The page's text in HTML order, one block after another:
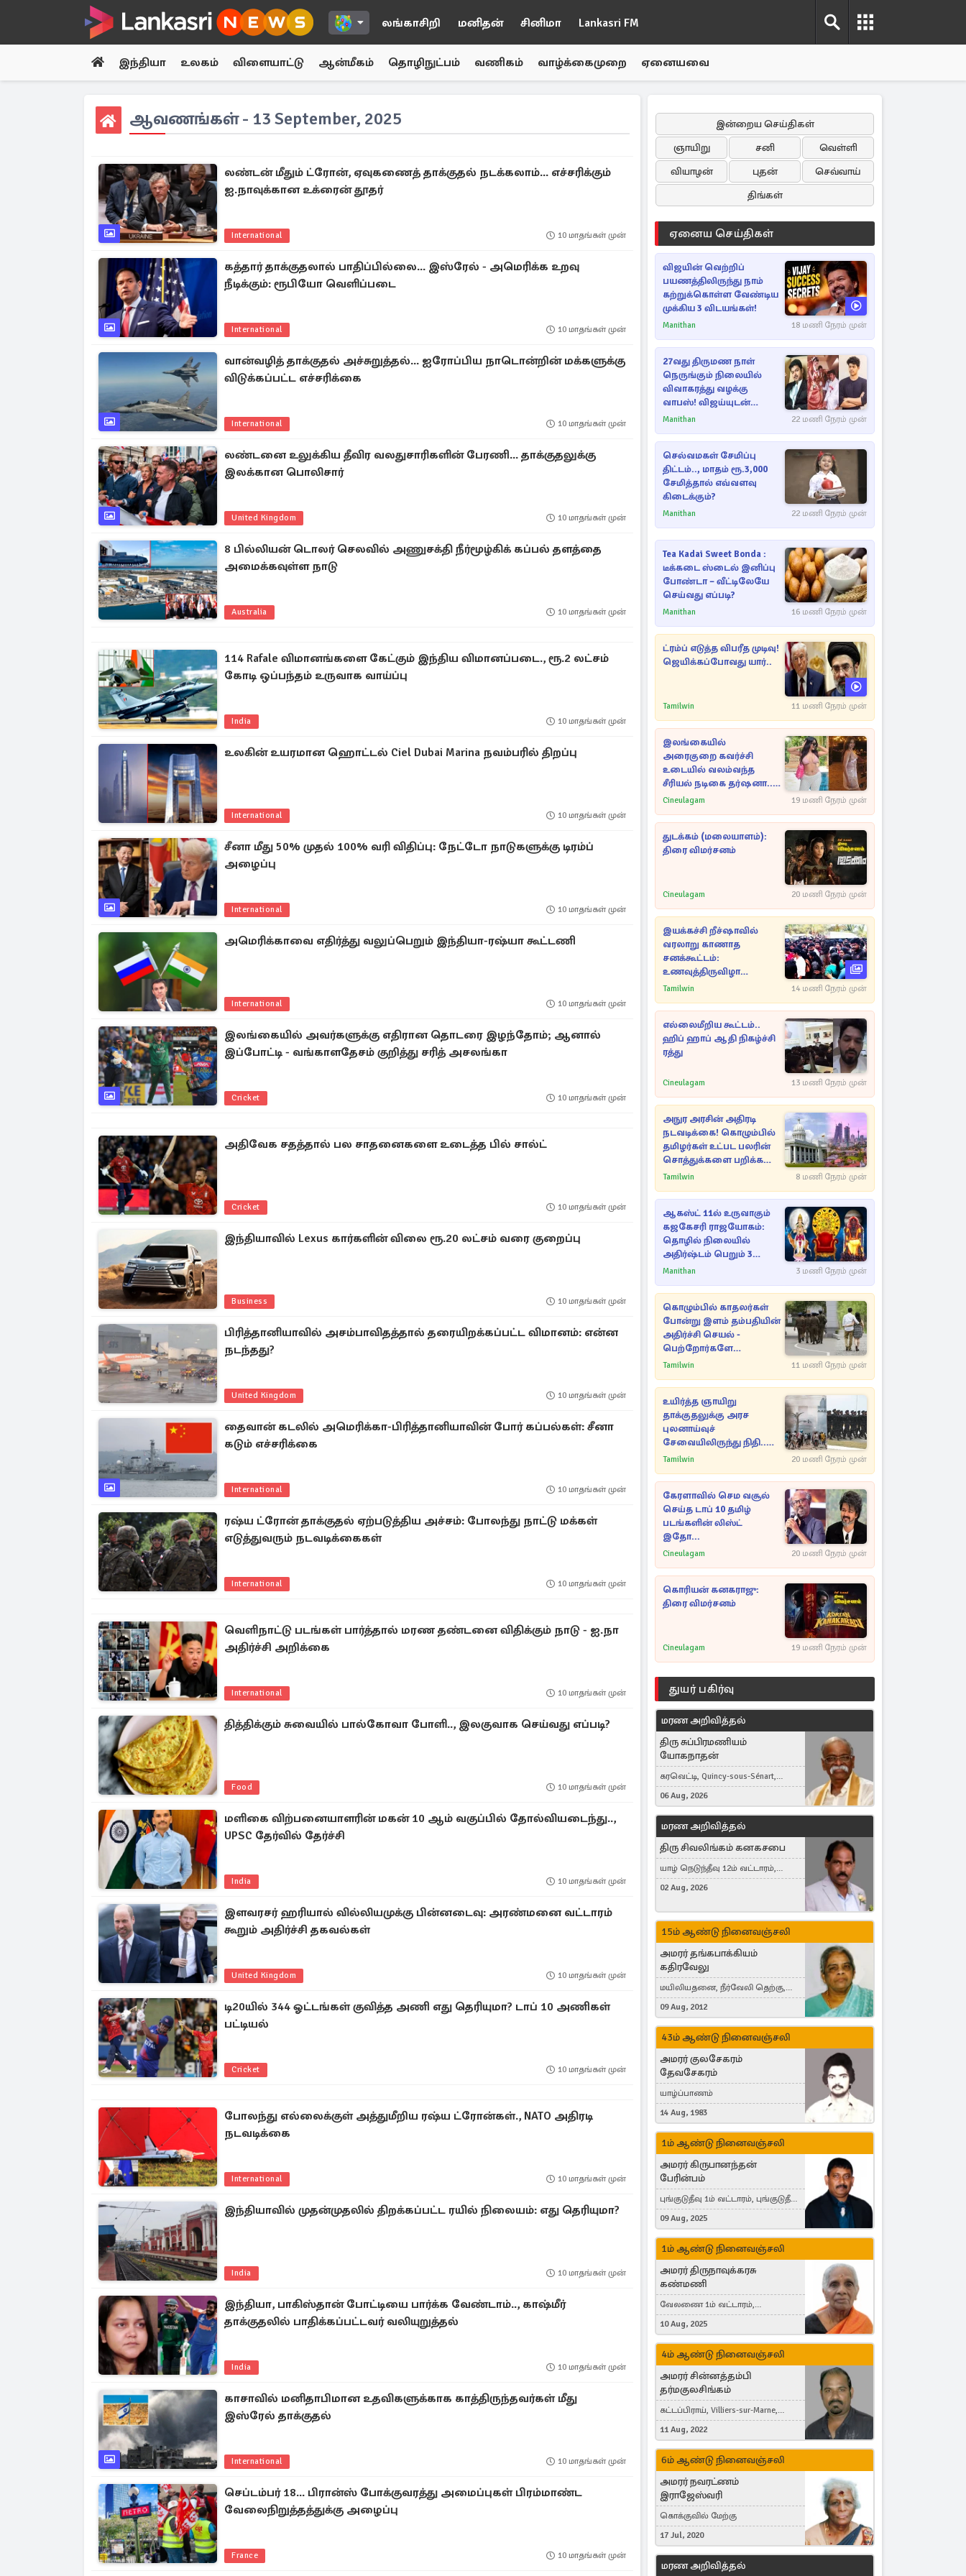
லங்காசிறி மனிதன் சினிமா Lankasri FM
இந்தியா உலகம் விளையாட்டு ஆன்மீகம் தொழிநுட்பம் வணிகம் வாழ்க்கைமுறை ஏனையவை
ஆவணங்கள் - 13 September, 2025
லண்டன் மீதும் ட்ரோன், ஏவுகணைத் தாக்குதல் நடக்கலாம்... எச்சரிக்கும்
ஐ.நாவுக்கான உக்ரைன் தூதர்
International 10 மாதங்கள் முன்
கத்தார் தாக்குதலால் பாதிப்பில்லை... இஸ்ரேல் - அமெரிக்க உறவு
நீடிக்கும்: ரூபியோ வெளிப்படை
International 10 மாதங்கள் முன்
வான்வழித் தாக்குதல் அச்சுறுத்தல்... ஐரோப்பிய நாடொன்றின் மக்களுக்கு
விடுக்கப்பட்ட எச்சரிக்கை
International 10 மாதங்கள் முன்
லண்டனை உலுக்கிய தீவிர வலதுசாரிகளின் பேரணி... தாக்குதலுக்கு
இலக்கான பொலிசார்
United Kingdom 10 மாதங்கள் முன்
8 பில்லியன் டொலர் செலவில் அணுசக்தி நீர்மூழ்கிக் கப்பல் தளத்தை
அமைக்கவுள்ள நாடு
Australia 10 மாதங்கள் முன்
114 Rafale விமானங்களை கேட்கும் இந்திய விமானப்படை., ரூ.2 லட்சம்
கோடி ஒப்பந்தம் உருவாக வாய்ப்பு
India 10 மாதங்கள் முன்
உலகின் உயரமான ஹொட்டல் Ciel Dubai Marina நவம்பரில் திறப்பு
International 10 மாதங்கள் முன்
சீனா மீது 50% முதல் 100% வரி விதிப்பு: நேட்டோ நாடுகளுக்கு டிரம்ப்
அழைப்பு
International 10 மாதங்கள் முன்
அமெரிக்காவை எதிர்த்து வலுப்பெறும் இந்தியா-ரஷ்யா கூட்டணி
International 10 மாதங்கள் முன்
இலங்கையில் அவர்களுக்கு எதிரான தொடரை இழந்தோம்; ஆனால்
இப்போட்டி - வங்காளதேசம் குறித்து சரித் அசலங்கா
Cricket 10 மாதங்கள் முன்
அதிவேக சதத்தால் பல சாதனைகளை உடைத்த பில் சால்ட்
Cricket 10 மாதங்கள் முன்
இந்தியாவில் Lexus கார்களின் விலை ரூ.20 லட்சம் வரை குறைப்பு
Business 10 மாதங்கள் முன்
பிரித்தானியாவில் அசம்பாவிதத்தால் தரையிறக்கப்பட்ட விமானம்: என்ன
நடந்தது?
United Kingdom 10 மாதங்கள் முன்
தைவான் கடலில் அமெரிக்கா-பிரித்தானியாவின் போர் கப்பல்கள்: சீனா
கடும் எச்சரிக்கை
International 10 மாதங்கள் முன்
ரஷ்ய ட்ரோன் தாக்குதல் ஏற்படுத்திய அச்சம்: போலந்து நாட்டு மக்கள்
எடுத்துவரும் நடவடிக்கைகள்
International 10 மாதங்கள் முன்
வெளிநாட்டு படங்கள் பார்த்தால் மரண தண்டனை விதிக்கும் நாடு - ஐ.நா
அதிர்ச்சி அறிக்கை
International 10 மாதங்கள் முன்
தித்திக்கும் சுவையில் பால்கோவா போளி.., இலகுவாக செய்வது எப்படி?
Food 10 மாதங்கள் முன்
மளிகை விற்பனையாளரின் மகன் 10 ஆம் வகுப்பில் தோல்வியடைந்து..,
UPSC தேர்வில் தேர்ச்சி
India 10 மாதங்கள் முன்
இளவரசர் ஹரியால் வில்லியமுக்கு பின்னடைவு: அரண்மனை வட்டாரம்
கூறும் அதிர்ச்சி தகவல்கள்
United Kingdom 10 மாதங்கள் முன்
டி20யில் 344 ஓட்டங்கள் குவித்த அணி எது தெரியுமா? டாப் 10 அணிகள்
பட்டியல்
Cricket 10 மாதங்கள் முன்
போலந்து எல்லைக்குள் அத்துமீறிய ரஷ்ய ட்ரோன்கள்., NATO அதிரடி
நடவடிக்கை
International 10 மாதங்கள் முன்
இந்தியாவில் முதன்முதலில் திறக்கப்பட்ட ரயில் நிலையம்: எது தெரியுமா?
India 10 மாதங்கள் முன்
இந்தியா, பாகிஸ்தான் போட்டியை பார்க்க வேண்டாம்.., காஷ்மீர்
தாக்குதலில் பாதிக்கப்பட்டவர் வலியுறுத்தல்
India 10 மாதங்கள் முன்
காசாவில் மனிதாபிமான உதவிகளுக்காக காத்திருந்தவர்கள் மீது
இஸ்ரேல் தாக்குதல்
International 10 மாதங்கள் முன்
செப்டம்பர் 18... பிரான்ஸ் போக்குவரத்து அமைப்புகள் பிரம்மாண்ட
வேலைநிறுத்தத்துக்கு அழைப்பு
France 10 மாதங்கள் முன்
இன்றைய செய்திகள்
ஞாயிறு
சனி
வெள்ளி
வியாழன்
புதன்
செவ்வாய்
திங்கள்
ஏனைய செய்திகள்
விஜயின் வெற்றிப்
பயணத்திலிருந்து நாம்
கற்றுக்கொள்ள வேண்டிய
முக்கிய 3 விடயங்கள்!
Manithan 18 மணி நேரம் முன்
27வது திருமண நாள்
நெருங்கும் நிலையில்
விவாகரத்து வழக்கு
வாபஸ்! விஜய்யுடன்
மீண்டும் இணைவாரா?
Manithan 22 மணி நேரம் முன்
செல்வமகள் சேமிப்பு
திட்டம்.., மாதம் ரூ.3,000
சேமித்தால் எவ்வளவு
கிடைக்கும்?
Manithan 22 மணி நேரம் முன்
Tea Kadai Sweet Bonda :
டீக்கடை ஸ்டைல் இனிப்பு
போண்டா – வீட்டிலேயே
செய்வது எப்படி?
Manithan 16 மணி நேரம் முன்
ட்ரம்ப் எடுத்த விபரீத முடிவு!
ஜெயிக்கப்போவது யார்..
Tamilwin 11 மணி நேரம் முன்
இலங்கையில்
அரைகுறை கவர்ச்சி
உடையில் வலம்வந்த
சீரியல் நடிகை தர்ஷனா...
அவரே வெளியிட்ட
Cineulagam 19 மணி நேரம் முன்
துடக்கம் (மலையாளம்):
திரை விமர்சனம்
Cineulagam 20 மணி நேரம் முன்
இயக்கச்சி றீச்ஷாவில்
வரலாறு காணாத
சனக்கூட்டம்:
உணவுத்திருவிழா
இடைநிறுத்தம்
Tamilwin 14 மணி நேரம் முன்
எல்லைமீறிய கூட்டம்..
ஹிப் ஹாப் ஆதி நிகழ்ச்சி
ரத்து
Cineulagam 13 மணி நேரம் முன்
அநுர அரசின் அதிரடி
நடவடிக்கை! கொழும்பில்
தமிழர்கள் உட்பட பலரின்
சொத்துக்களை பறிக்க
நடவடிக்கை
Tamilwin 8 மணி நேரம் முன்
ஆகஸ்ட் 11ல் உருவாகும்
கஜகேசரி ராஜயோகம்:
தொழில் நிலையில்
அதிர்ஷ்டம் பெறும் 3
ராசிகள்!
Manithan 3 மணி நேரம் முன்
கொழும்பில் காதலர்கள்
போன்று இளம் தம்பதியின்
அதிர்ச்சி செயல் -
பெற்றோர்களே
எச்சரிக்கை
Tamilwin 11 மணி நேரம் முன்
உயிர்த்த ஞாயிறு
தாக்குதலுக்கு அரச
புலனாய்வுச்
சேவையிலிருந்து நிதி..
வெளியான அதிர்ச்சி
Tamilwin 20 மணி நேரம் முன்
கேரளாவில் செம வசூல்
செய்த டாப் 10 தமிழ்
படங்களின் லிஸ்ட்
இதோ...
Cineulagam 20 மணி நேரம் முன்
கொரியன் கனகராஜு:
திரை விமர்சனம்
Cineulagam 19 மணி நேரம் முன்
துயர் பகிர்வு
மரண அறிவித்தல்
திரு சுப்பிரமணியம்
யோகநாதன்
கரவெட்டி, Quincy-sous-Sénart,
France
06 Aug, 2026
மரண அறிவித்தல்
திரு சிவலிங்கம் கனகசபை
யாழ் நெடுந்தீவு 12ம் வட்டாரம்,
Jaffna, நயினாதீவு, London, United
02 Aug, 2026
15ம் ஆண்டு நினைவஞ்சலி
அமரர் தங்கபாக்கியம்
கதிரவேலு
மயிலியதனை, நீர்வேலி தெற்கு,
Herning, Denmark
09 Aug, 2012
43ம் ஆண்டு நினைவஞ்சலி
அமரர் குலசேகரம்
தேவசேகரம்
யாழ்ப்பாணம்
14 Aug, 1983
1ம் ஆண்டு நினைவஞ்சலி
அமரர் கிருபானந்தன்
பேரின்பம்
புங்குடுதீவு 1ம் வட்டாரம், புங்குடுதீவு,
India, Lausanne, Switzerland
09 Aug, 2025
1ம் ஆண்டு நினைவஞ்சலி
அமரர் திருநாவுக்கரசு
கண்மணி
வேலணை 1ம் வட்டாரம்,
மண்கும்பான் மேற்கு, Liestal,
Switzerland
10 Aug, 2025
4ம் ஆண்டு நினைவஞ்சலி
அமரர் சின்னத்தம்பி
தர்மகுலசிங்கம்
கட்டப்பிராய், Villiers-sur-Marne,
France
11 Aug, 2022
6ம் ஆண்டு நினைவஞ்சலி
அமரர் நவரட்ணம்
இராஜேஸ்வரி
கொக்குவில் மேற்கு
17 Jul, 2020
மரண அறிவித்தல்